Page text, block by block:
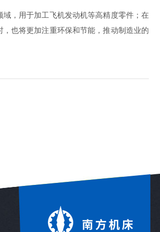
，用于加工飞机发动机等高精度零件；在
也将更加注重环保和节能，推动制造业的